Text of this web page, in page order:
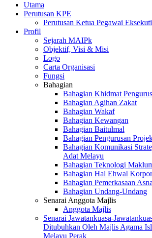
Utama
Perutusan KPE
Perutusan Ketua Pegawai
Profil
Sejarah MAIPk
Objektif, Visi & Misi
Logo
Carta Organisasi
Fungsi
Bahagian
Bahagian Khidmat
Bahagian Agihan Zakat
Bahagian Wakaf
Bahagian Kewangan
Bahagian Baitulmal
Bahagian Pengurusan
Bahagian Komunikasi
Adat Melayu
Bahagian Teknologi
Bahagian Hal Ehwal
Bahagian Pemerkasaan
Bahagian Undang-Undang
Senarai Anggota Majlis
Anggota Majlis
Senarai Jawatankuasa-
Ditubuhkan Oleh Majlis Agama
Melayu Perak